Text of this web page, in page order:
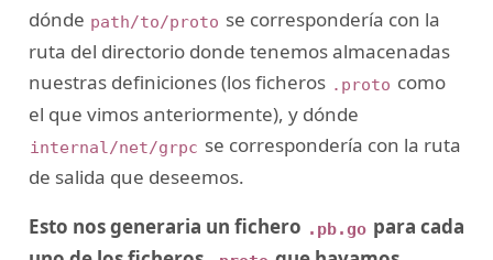
dónde path/to/proto se correspondería con la
ruta del directorio donde tenemos almacenadas
nuestras definiciones (los ficheros .proto como
el que vimos anteriormente), y dónde
internal/net/grpc se correspondería con la ruta
de salida que deseemos.
Esto nos generaria un fichero .pb.go para cada